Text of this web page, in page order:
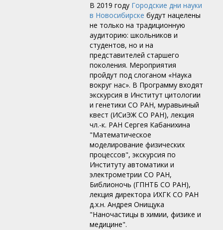
В 2019 году Городские дни науки
в Новосибирске будут нацелены
не только на традиционную
аудиторию: школьников и
студентов, но и на
представителей старшего
поколения. Мероприятия
пройдут под слоганом «Наука
вокруг нас». В Программу входят
экскурсия в Институт цитологии
и генетики СО РАН, муравьиный
квест (ИСиЭЖ СО РАН), лекция
чл.-к. РАН Сергея Кабанихина
"Математическое
моделирование физических
процессов", экскурсия по
Институту автоматики и
электрометрии СО РАН,
Библионочь (ГПНТБ СО РАН),
лекция директора ИХГК СО РАН
д.х.н. Андрея Онищука
"Наночастицы в химии, физике и
медицине".